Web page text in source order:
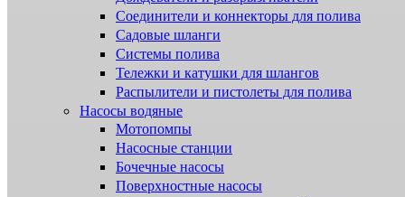
Соединители и коннекторы для полива
Садовые шланги
Системы полива
Тележки и катушки для шлангов
Распылители и пистолеты для полива
Насосы водяные
Мотопомпы
Насосные станции
Бочечные насосы
Поверхностные насосы